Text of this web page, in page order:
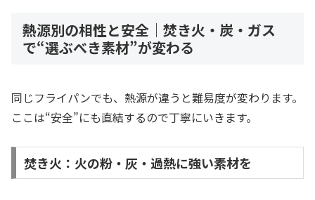
熱源別の相性と安全｜焚き火・炭・ガス
で“選ぶべき素材”が変わる
同じフライパンでも、熱源が違うと難易度が変わります。
ここは“安全”にも直結するので丁寧にいきます。
焚き火：火の粉・灰・過熱に強い素材を